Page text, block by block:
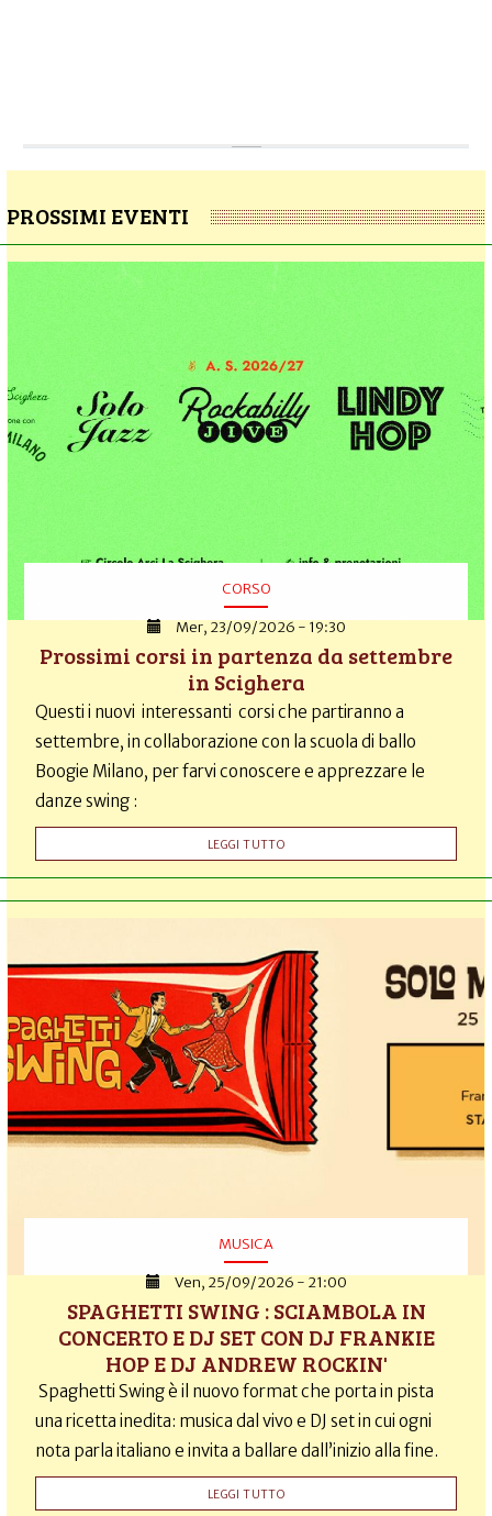
PROSSIMI EVENTI
CORSO
Mer, 23/09/2026 - 19:30
Prossimi corsi in partenza da settembre
in Scighera
Questi i nuovi interessanti corsi che partiranno a
settembre, in collaborazione con la scuola di ballo
Boogie Milano, per farvi conoscere e apprezzare le
danze swing :
LEGGI TUTTO
MUSICA
Ven, 25/09/2026 - 21:00
SPAGHETTI SWING : SCIAMBOLA IN
CONCERTO E DJ SET CON DJ FRANKIE
HOP E DJ ANDREW ROCKIN'
Spaghetti Swing è il nuovo format che porta in pista
una ricetta inedita: musica dal vivo e DJ set in cui ogni
nota parla italiano e invita a ballare dall’inizio alla fine.
LEGGI TUTTO